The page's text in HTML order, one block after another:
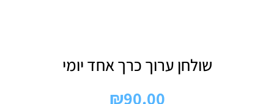
שולחן ערוך כרך אחד יומי
₪90.00